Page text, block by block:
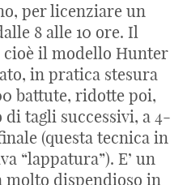
per licenziare un
8 alle 10 ore. Il
cioè il modello Hunter
in pratica stesura
battute, ridotte poi,
tagli successivi, a 4-
(questa tecnica in
“lappatura”). E’ un
dispendioso in